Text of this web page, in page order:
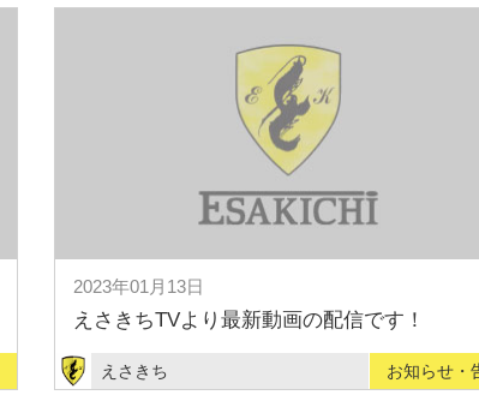
2023年01月13日
えさきちTVより最新動画の配信です！
えさきち お知らせ・